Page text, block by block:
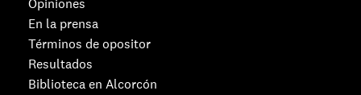
Opiniones
En la prensa
Términos de opositor
Resultados
Biblioteca en Alcorcón